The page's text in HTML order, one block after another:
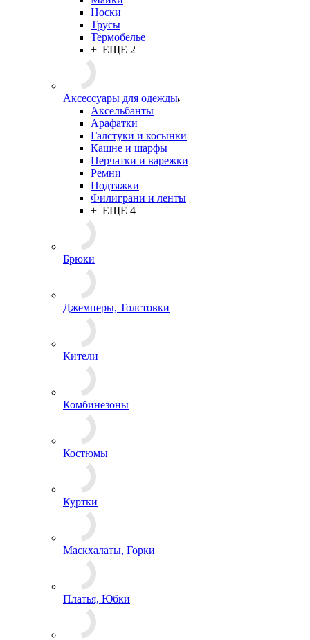
Носки
Трусы
Термобелье
+ ЕЩЕ 2
Аксессуары для одежды
Аксельбанты
Арафатки
Галстуки и косынки
Кашне и шарфы
Перчатки и варежки
Ремни
Подтяжки
Филиграни и ленты
+ ЕЩЕ 4
Брюки
Джемперы, Толстовки
Кители
Комбинезоны
Костюмы
Куртки
Маскхалаты, Горки
Платья, Юбки